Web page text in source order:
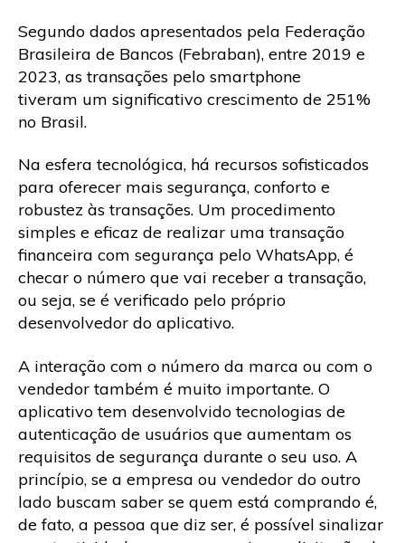
Segundo dados apresentados pela Federação
Brasileira de Bancos (Febraban), entre 2019 e
2023, as transações pelo smartphone
tiveram um significativo crescimento de 251%
no Brasil.
Na esfera tecnológica, há recursos sofisticados
para oferecer mais segurança, conforto e
robustez às transações. Um procedimento
simples e eficaz de realizar uma transação
financeira com segurança pelo WhatsApp, é
checar o número que vai receber a transação,
ou seja, se é verificado pelo próprio
desenvolvedor do aplicativo.
A interação com o número da marca ou com o
vendedor também é muito importante. O
aplicativo tem desenvolvido tecnologias de
autenticação de usuários que aumentam os
requisitos de segurança durante o seu uso. A
princípio, se a empresa ou vendedor do outro
lado buscam saber se quem está comprando é,
de fato, a pessoa que diz ser, é possível sinalizar